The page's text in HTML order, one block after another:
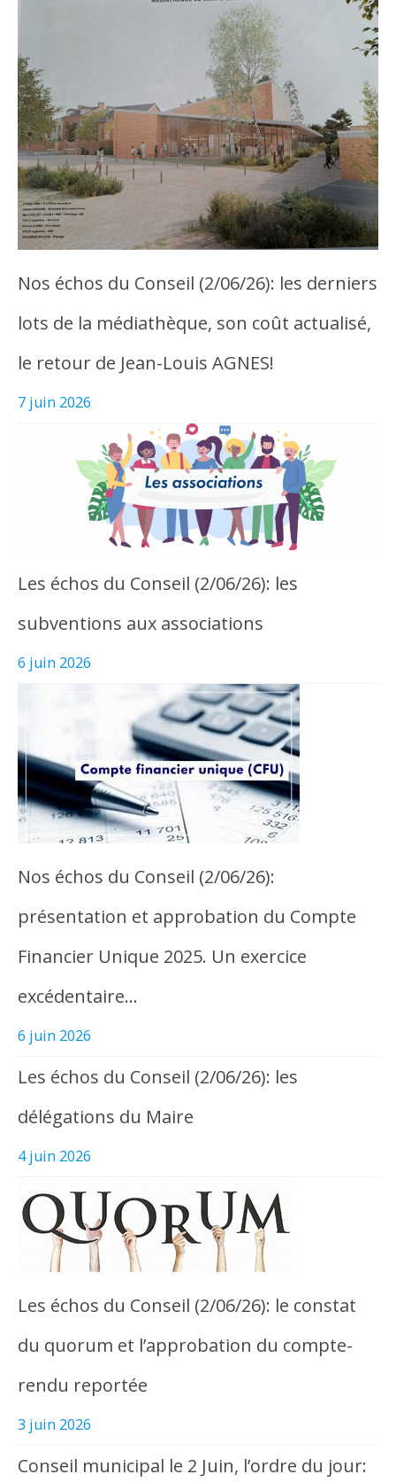
Nos échos du Conseil (2/06/26): les derniers
lots de la médiathèque, son coût actualisé,
le retour de Jean-Louis AGNES!
7 juin 2026
Les échos du Conseil (2/06/26): les
subventions aux associations
6 juin 2026
Nos échos du Conseil (2/06/26):
présentation et approbation du Compte
Financier Unique 2025. Un exercice
excédentaire…
6 juin 2026
Les échos du Conseil (2/06/26): les
délégations du Maire
4 juin 2026
Les échos du Conseil (2/06/26): le constat
du quorum et l’approbation du compte-
rendu reportée
3 juin 2026
Conseil municipal le 2 Juin, l’ordre du jour: